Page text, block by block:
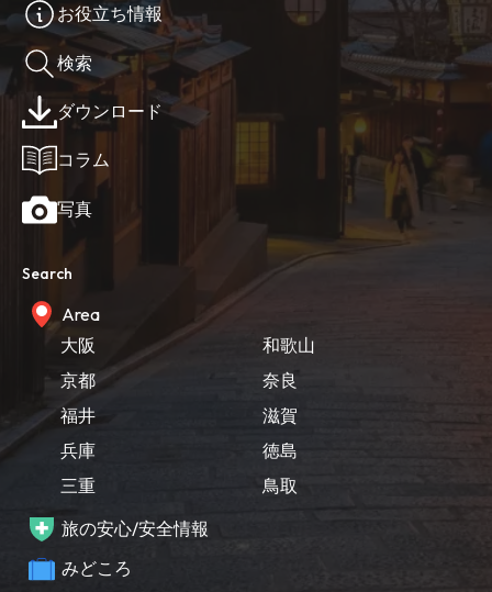
お役立ち情報
検索
ダウンロード
コラム
写真
Search
Area
大阪
京都
福井
兵庫
三重
和歌山
奈良
滋賀
徳島
鳥取
旅の安心/安全情報
みどころ